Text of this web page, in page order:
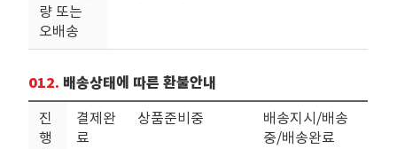
량 또는
오배송
012. 배송상태에 따른 환불안내
진
행
결제완
료
상품준비중
배송지시/배송
중/배송완료